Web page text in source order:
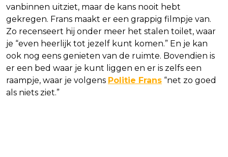
vanbinnen uitziet, maar de kans nooit hebt
gekregen. Frans maakt er een grappig filmpje van.
Zo recenseert hij onder meer het stalen toilet, waar
je “even heerlijk tot jezelf kunt komen.” En je kan
ook nog eens genieten van de ruimte. Bovendien is
er een bed waar je kunt liggen en er is zelfs een
raampje, waar je volgens Politie Frans “net zo goed
als niets ziet.”